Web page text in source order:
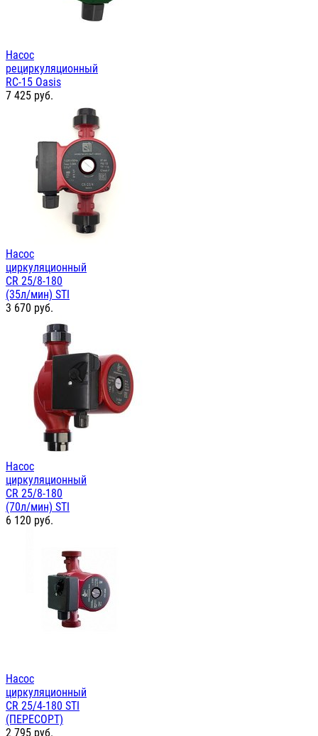
Насос
рециркуляционный
RC-15 Oasis
7 425 руб.
Насос
циркуляционный
СR 25/8-180
(35л/мин) STI
3 670 руб.
Насос
циркуляционный
СR 25/8-180
(70л/мин) STI
6 120 руб.
Насос
циркуляционный
СR 25/4-180 STI
(ПЕРЕСОРТ)
2 795 руб.